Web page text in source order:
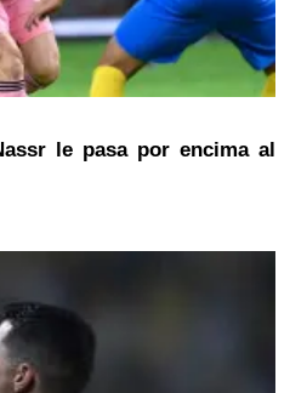
le pasa por encima al